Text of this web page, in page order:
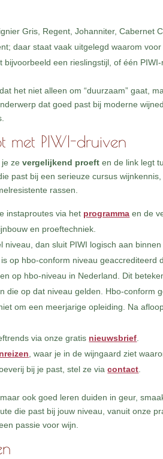
Gris, Regent, Johanniter, Cabernet
daar staat vaak uitgelegd waarom voor
bijvoorbeeld een rieslingstijl, of één
het niet alleen om “duurzaam” gaat,
dat goed past bij moderne
met PIWI-druiven
je zevergelijkend proeft en de link legt
past bij een serieuze cursus
rassen.
instaproutes via het programma en de
en proeftechniek.
niveau, dan sluit PIWI logisch aan
op hbo-conform niveau geaccrediteerd
op hbo-niveau in Nederland. Dit
die op dat niveau gelden. Hbo-conform
om een meerjarige opleiding. Na
via onze gratis nieuwsbrief
, waar je in de wijngaard ziet
bij je past, stel ze viacontact
ook goed leren duiden in geur,
die past bij jouw niveau, vanuit onze
passie voor wijn.